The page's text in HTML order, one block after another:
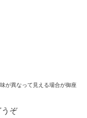
が異なって見える場合が御座
うぞ